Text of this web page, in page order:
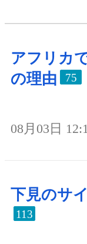
アフリカ
の理由
75
08月03日
下見のサ
113